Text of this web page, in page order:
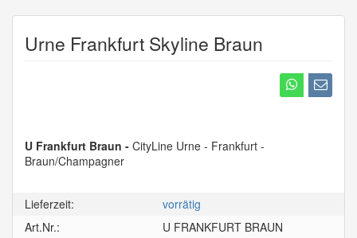
Urne Frankfurt Skyline Braun
U Frankfurt Braun - CityLine Urne - Frankfurt -
Braun/Champagner
Lieferzeit:
vorrätig
Art.Nr.:
U FRANKFURT BRAUN